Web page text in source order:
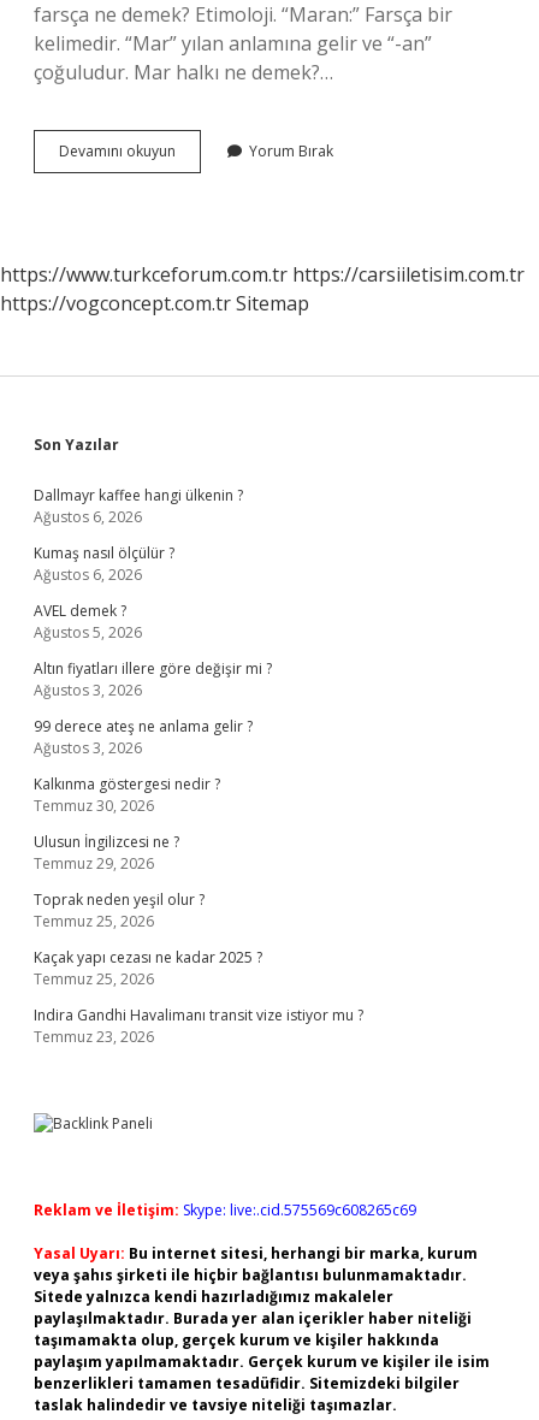
farsça ne demek? Etimoloji. “Maran:” Farsça bir
kelimedir. “Mar” yılan anlamına gelir ve “-an”
çoğuludur. Mar halkı ne demek?…
Devamını okuyun
Hangi
Yorum Bırak
https://www.turkceforum.com.tr https://carsiiletisim.com.tr
https://vogconcept.com.trSitemap
Sidebar
Son Yazılar
Dallmayr kaffee hangi ülkenin ?
Ağustos 6, 2026
Kumaş nasıl ölçülür ?
Ağustos 6, 2026
AVEL demek ?
Ağustos 5, 2026
Altın fiyatları illere göre değişir mi ?
Ağustos 3, 2026
99 derece ateş ne anlama gelir ?
Ağustos 3, 2026
Kalkınma göstergesi nedir ?
Temmuz 30, 2026
Ulusun İngilizcesi ne ?
Temmuz 29, 2026
Toprak neden yeşil olur ?
Temmuz 25, 2026
Kaçak yapı cezası ne kadar 2025 ?
Temmuz 25, 2026
Indira Gandhi Havalimanı transit vize istiyor mu ?
Temmuz 23, 2026
Reklam ve İletişim: Skype: live:.cid.575569c608265c69
Yasal Uyarı: Bu internet sitesi, herhangi bir marka, kurum
veya şahıs şirketi ile hiçbir bağlantısı bulunmamaktadır.
Sitede yalnızca kendi hazırladığımız makaleler
paylaşılmaktadır. Burada yer alan içerikler haber niteliği
taşımamakta olup, gerçek kurum ve kişiler hakkında
paylaşım yapılmamaktadır. Gerçek kurum ve kişiler ile isim
benzerlikleri tamamen tesadüfidir. Sitemizdeki bilgiler
taslak halindedir ve tavsiye niteliği taşımazlar.